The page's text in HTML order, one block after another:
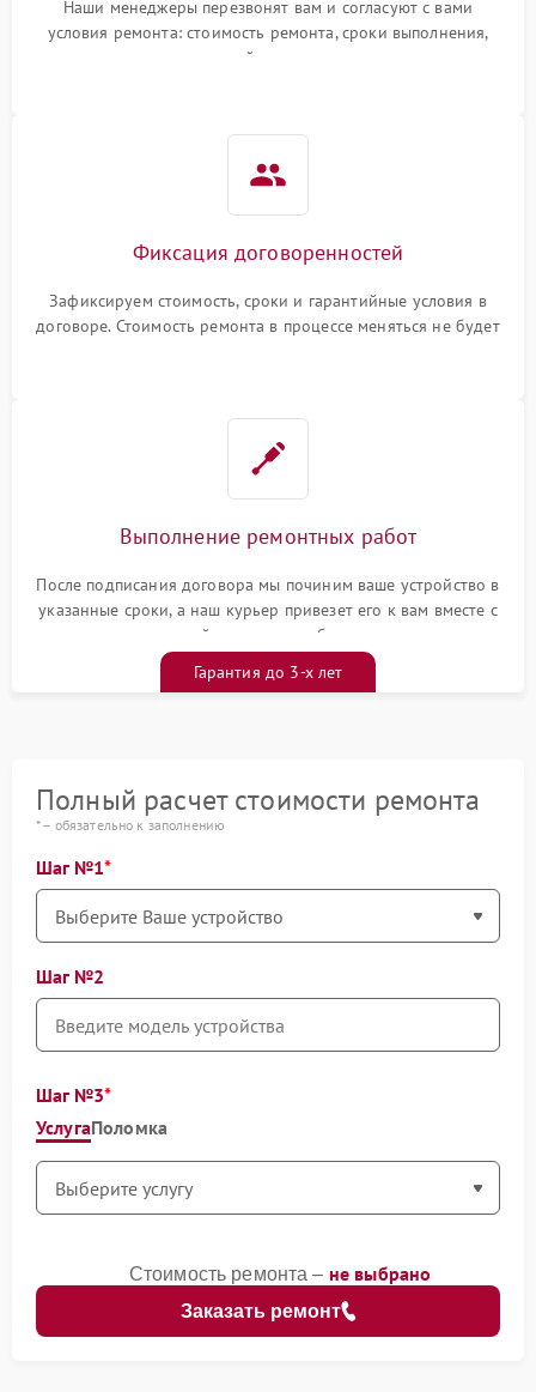
Наши менеджеры перезвонят вам и согласуют с вами
условия ремонта: стоимость ремонта, сроки выполнения,
гарантийные условия
Фиксация договоренностей
Зафиксируем стоимость, сроки и гарантийные условия в
договоре. Стоимость ремонта в процессе меняться не будет
Выполнение ремонтных работ
После подписания договора мы починим ваше устройство в
указанные сроки, а наш курьер привезет его к вам вместе с
гарантийным талоном бесплатно
Гарантия до 3-х лет
Полный расчет стоимости ремонта
* – обязательно к заполнению
Шаг №1
Шаг №2
Шаг №3
УслугаПоломка
Заказать ремонт
Стоимость ремонта – не выбрано